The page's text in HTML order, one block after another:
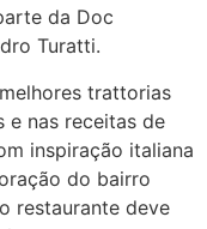
da Doc
Turatti.
trattorias
e nas receitas de
inspiração italiana
do bairro
restaurante deve